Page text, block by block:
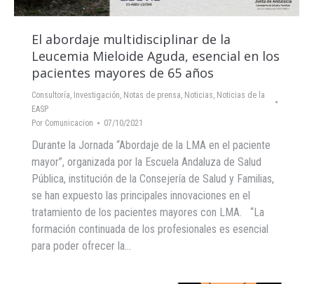
El abordaje multidisciplinar de la
Leucemia Mieloide Aguda, esencial en los
pacientes mayores de 65 años
Consultoría, Investigación, Notas de prensa, Noticias, Noticias de la
EASP
Por Comunicacion 07/10/2021
Durante la Jornada “Abordaje de la LMA en el paciente
mayor”, organizada por la Escuela Andaluza de Salud
Pública, institución de la Consejería de Salud y Familias,
se han expuesto las principales innovaciones en el
tratamiento de los pacientes mayores con LMA. “La
formación continuada de los profesionales es esencial
para poder ofrecer la…